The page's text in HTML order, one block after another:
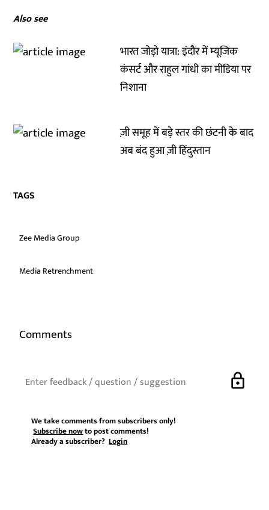
Also see
भारत जोड़ो यात्रा: इंदौर में म्यूजिक
कंसर्ट और राहुल गांधी का मीडिया पर
निशाना
ज़ी समूह में बड़े स्तर की छंटनी के बाद
अब बंद हुआ ज़ी हिंदुस्तान
TAGS
Zee Media Group
Media Retrenchment
Comments
lock
We take comments from subscribers only!
Subscribe nowto post comments!
Already a subscriber?Login